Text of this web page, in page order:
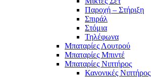
Παροχή – Στήριξη
Σπιράλ
Στόμια
Τηλέφωνα
Μπαταρίες Λουτρού
Μπαταρίες Μπιντέ
Μπαταρίες Νιπτήρος
Κανονικές Νιπτήρος